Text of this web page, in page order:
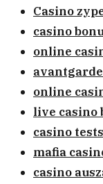
Casino
casino
online
online
live casino
casino
mafia
casino